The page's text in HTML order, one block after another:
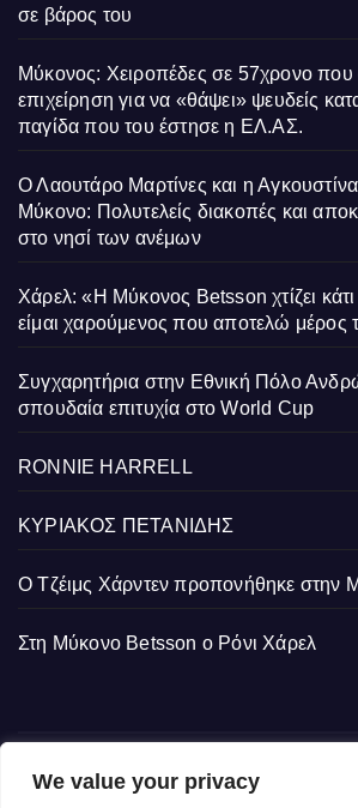
We value your privacy
σε βάρος του
Μύκονος: Χειροπέδες σε 57χρονο που
επιχείρηση για να «θάψει» ψευδείς
παγίδα που του έστησε η ΕΛ.ΑΣ.
Ο Λαουτάρο Μαρτίνες και η
Μύκονο: Πολυτελείς διακοπές και
στο νησί των ανέμων
Χάρελ: «Η Μύκονος Betsson χτίζει κάτι
είμαι χαρούμενος που αποτελώ μέρος
Συγχαρητήρια στην Εθνική Πόλο
σπουδαία επιτυχία στο World Cup
RONNIE HARRELL
ΚΥΡΙΑΚΟΣ ΠΕΤΑΝΙΔΗΣ
Ο Τζέιμς Χάρντεν προπονήθηκε στην
Στη Μύκονο Betsson ο Ρόνι Χάρελ